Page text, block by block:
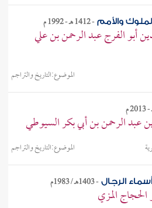
والأمم -1412 هـ - 1992 م
أبو الفرج عبد الرحمن بن علي
الموضوع:التاريخ والتراجم
عبد الرحمن بن أبي بكر السيوطي
الموضوع:التاريخ والتراجم
الرجال -1403هـ / 1983م
الحجاج المزي